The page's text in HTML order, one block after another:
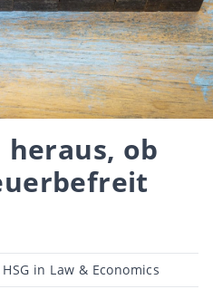
ob
in Law & Economics